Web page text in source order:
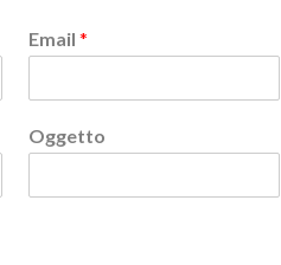
Email *
Oggetto